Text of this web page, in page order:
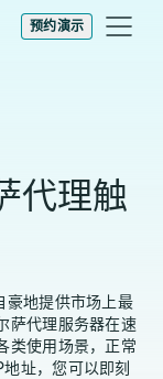
预约演示
代理触
地提供市场上最
萨代理服务器在速
类使用场景，正常
址，您可以即刻